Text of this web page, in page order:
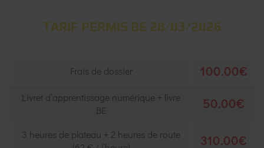
TARIF PERMIS BE 28/03/2026
Frais de dossier 100.00€
Livret d’apprentissage numérique + livre
BE
50.00€
3 heures de plateau + 2 heures de route
310.00€